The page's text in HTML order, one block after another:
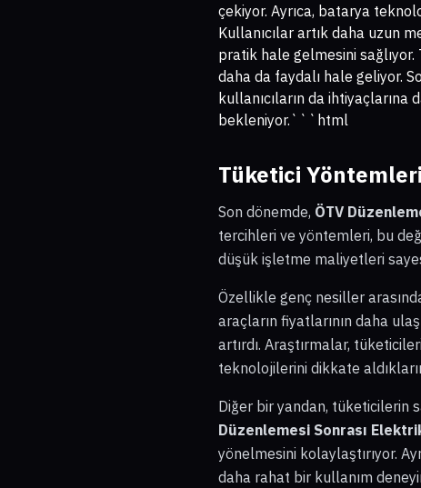
çekiyor. Ayrıca, batarya
Kullanıcılar artık daha uzun
pratik hale gelmesini
daha da faydalı hale geliyor.
kullanıcıların da
bekleniyor.```html
Tüketici
Son dönemde, ÖTV
tercihleri ve yöntemleri, bu
düşük işletme maliyetleri
Özellikle genç nesiller
araçların fiyatlarının daha
artırdı. Araştırmalar,
teknolojilerini dikkate
Diğer bir yandan, tüketicilerin
Düzenlemesi Sonrası
yönelmesini kolaylaştırıyor.
daha rahat bir kullanım